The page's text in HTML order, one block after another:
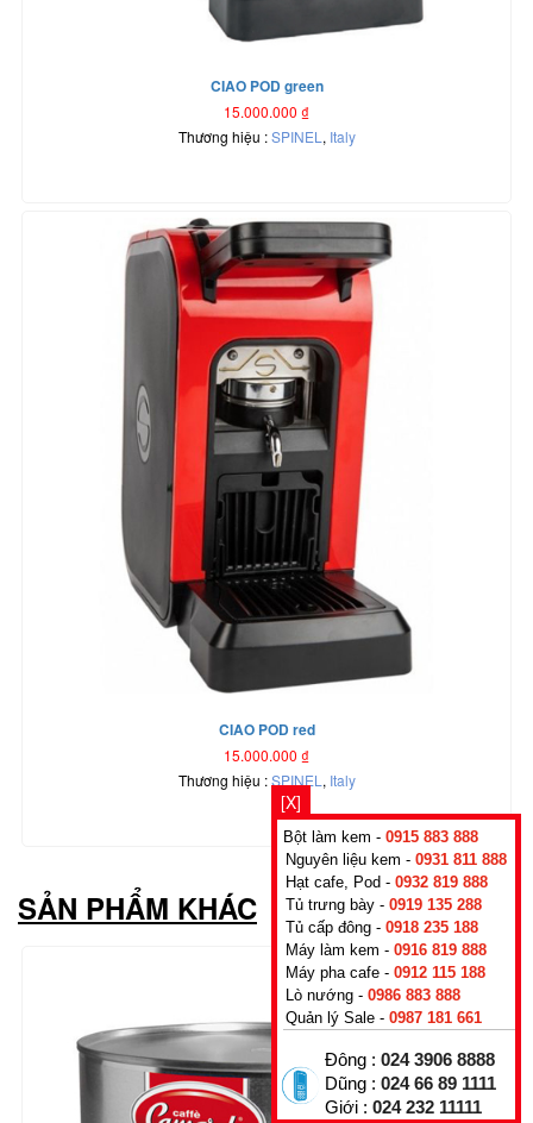
CIAO POD green
15.000.000 ₫
Thương hiệu :SPINEL , Italy
CIAO POD red
15.000.000 ₫
Thương hiệu :SPINEL , Italy
SẢN PHẨM KHÁC
[X]
Bột làm kem - 0915 883 888
Nguyên liệu kem - 0931 811 888
Hạt cafe, Pod - 0932 819 888
Tủ trưng bày - 0919 135 288
Tủ cấp đông - 0918 235 188
Máy làm kem - 0916 819 888
Máy pha cafe - 0912 115 188
Lò nướng - 0986 883 888
Quản lý Sale - 0987 181 661
Đông : 024 3906 8888
Dũng : 024 66 89 1111
Giới : 024 232 11111